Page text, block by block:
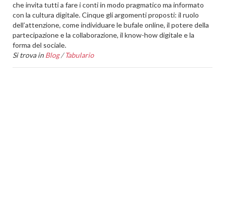
che invita tutti a fare i conti in modo pragmatico ma informato
con la cultura digitale. Cinque gli argomenti proposti: il ruolo
dell’attenzione, come individuare le bufale online, il potere della
partecipazione e la collaborazione, il know-how digitale e la
forma del sociale.
Si trova in Blog /Tabulario